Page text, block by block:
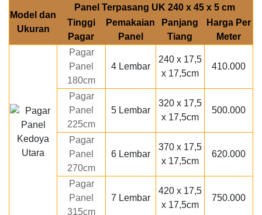
Model dan
Ukuran
Panel Terpasang UK 240 x 45 x 5 cm
Tinggi
Pagar
Pemakaian
Panel
Panjang
Tiang
Harga Per
Meter
Pagar
Panel
180cm
4 Lembar
240 x 17,5
x 17,5cm
410.000
Pagar
Panel
225cm
5 Lembar
320 x 17,5
x 17,5cm
500.000
Pagar
Panel
270cm
6 Lembar
370 x 17,5
x 17,5cm
620.000
Pagar
Panel
315cm
7 Lembar
420 x 17,5
x 17,5cm
750.000